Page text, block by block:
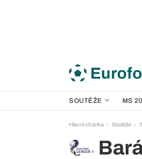
SOUTĚŽE MS
Hlavní stránka Soutěže